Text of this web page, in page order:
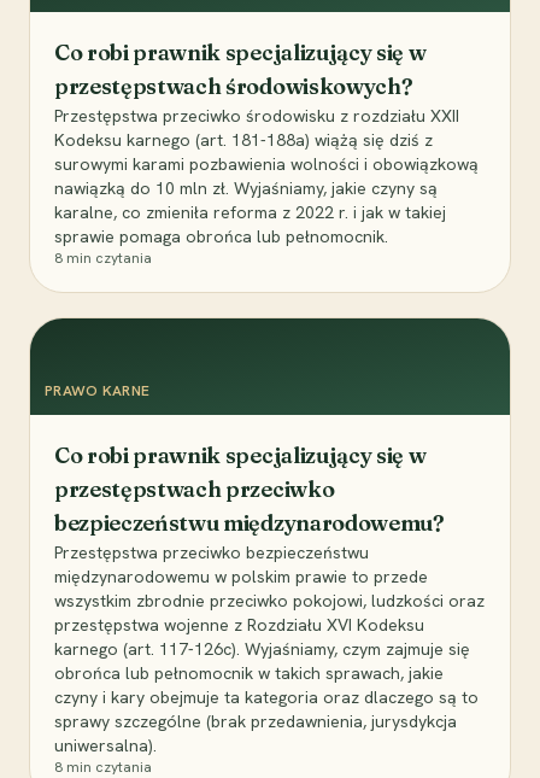
Co robi prawnik specjalizujący się w
przestępstwach środowiskowych?
Przestępstwa przeciwko środowisku z rozdziału XXII
Kodeksu karnego (art. 181-188a) wiążą się dziś z
surowymi karami pozbawienia wolności i obowiązkową
nawiązką do 10 mln zł. Wyjaśniamy, jakie czyny są
karalne, co zmieniła reforma z 2022 r. i jak w takiej
sprawie pomaga obrońca lub pełnomocnik.
8 min czytania
PRAWO KARNE
Co robi prawnik specjalizujący się w
przestępstwach przeciwko
bezpieczeństwu międzynarodowemu?
Przestępstwa przeciwko bezpieczeństwu
międzynarodowemu w polskim prawie to przede
wszystkim zbrodnie przeciwko pokojowi, ludzkości oraz
przestępstwa wojenne z Rozdziału XVI Kodeksu
karnego (art. 117-126c). Wyjaśniamy, czym zajmuje się
obrońca lub pełnomocnik w takich sprawach, jakie
czyny i kary obejmuje ta kategoria oraz dlaczego są to
sprawy szczególne (brak przedawnienia, jurysdykcja
uniwersalna).
8 min czytania